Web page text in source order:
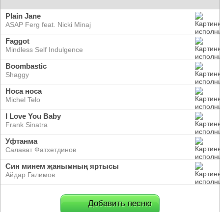
Plain Jane
ASAP Ferg feat. Nicki Minaj
Faggot
Mindless Self Indulgence
Boombastic
Shaggy
Носа носа
Michel Telo
I Love You Baby
Frank Sinatra
Уфтанма
Салават Фатхетдинов
Син минем җанымның яртысы
Айдар Галимов
Добавить песню